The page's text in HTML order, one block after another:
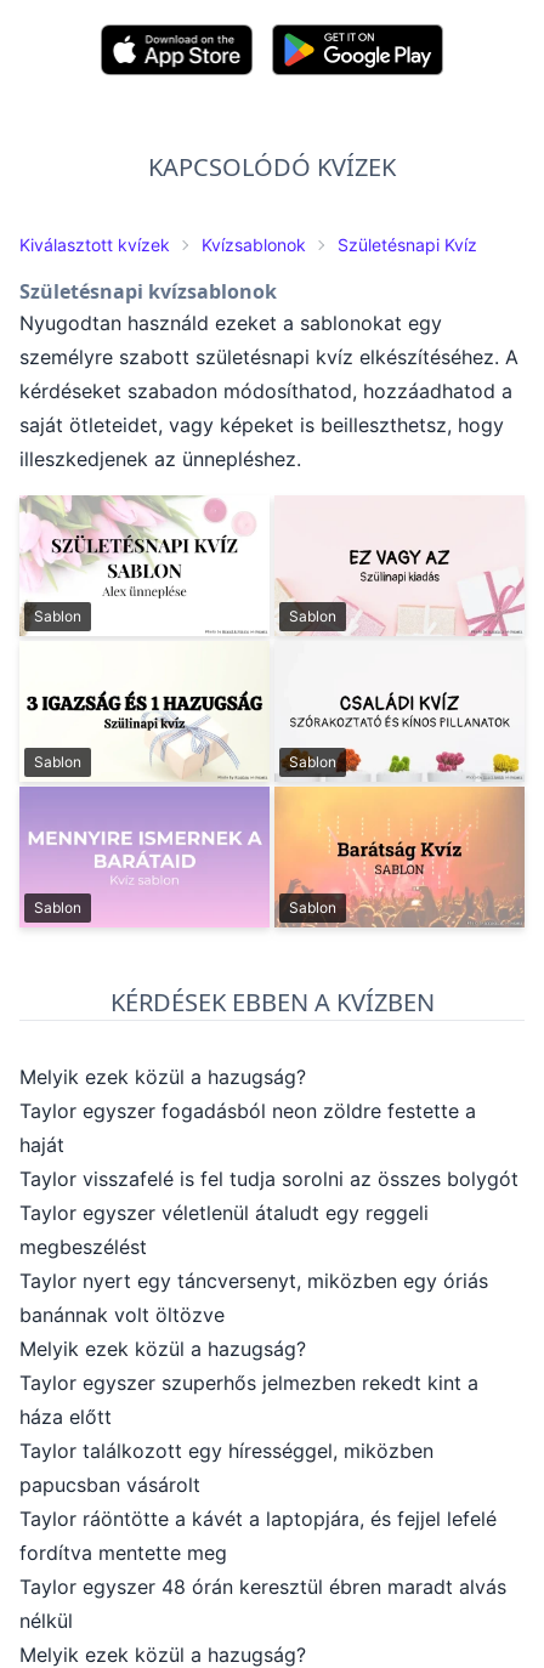
KAPCSOLÓDÓ KVÍZEK
Kiválasztott kvízek Kvízsablonok Születésnapi Kvíz
Születésnapi kvízsablonok
Nyugodtan használd ezeket a sablonokat egy
személyre szabott születésnapi kvíz elkészítéséhez. A
kérdéseket szabadon módosíthatod, hozzáadhatod a
saját ötleteidet, vagy képeket is beilleszthetsz, hogy
illeszkedjenek az ünnepléshez.
Sablon Sablon
Sablon Sablon
Sablon Sablon
KÉRDÉSEK EBBEN A KVÍZBEN
Melyik ezek közül a hazugság?
Taylor egyszer fogadásból neon zöldre festette a
haját
Taylor visszafelé is fel tudja sorolni az összes bolygót
Taylor egyszer véletlenül átaludt egy reggeli
megbeszélést
Taylor nyert egy táncversenyt, miközben egy óriás
banánnak volt öltözve
Melyik ezek közül a hazugság?
Taylor egyszer szuperhős jelmezben rekedt kint a
háza előtt
Taylor találkozott egy hírességgel, miközben
papucsban vásárolt
Taylor ráöntötte a kávét a laptopjára, és fejjel lefelé
fordítva mentette meg
Taylor egyszer 48 órán keresztül ébren maradt alvás
nélkül
Melyik ezek közül a hazugság?